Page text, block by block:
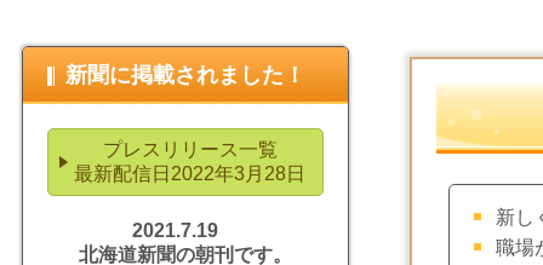
新し
職場
新聞に掲載されました！
プレスリリース一覧
最新配信日2022年3月28日
2021.7.19
北海道新聞の朝刊です。